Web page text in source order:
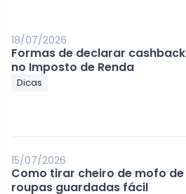
18/07/2026
Formas de declarar cashback
no Imposto de Renda
Dicas
15/07/2026
Como tirar cheiro de mofo de
roupas guardadas fácil